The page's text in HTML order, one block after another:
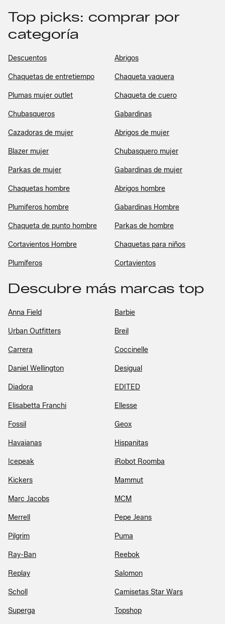
Top picks: comprar por
categoría
Descuentos Abrigos
Chaquetas de entretiempo Chaqueta vaquera
Plumas mujer outlet Chaqueta de cuero
Chubasqueros Gabardinas
Cazadoras de mujer Abrigos de mujer
Blazer mujer Chubasquero mujer
Parkas de mujer Gabardinas de mujer
Chaquetas hombre Abrigos hombre
Plumiferos hombre Gabardinas Hombre
Chaqueta de punto hombre Parkas de hombre
Cortavientos Hombre Chaquetas para niños
Plumíferos Cortavientos
Descubre más marcas top
Anna Field Barbie
Urban Outfitters Breil
Carrera Coccinelle
Daniel Wellington Desigual
Diadora EDITED
Elisabetta Franchi Ellesse
Fossil Geox
Havaianas Hispanitas
Icepeak iRobot Roomba
Kickers Mammut
Marc Jacobs MCM
Merrell Pepe Jeans
Pilgrim Puma
Ray-Ban Reebok
Replay Salomon
Scholl Camisetas Star Wars
Superga Topshop